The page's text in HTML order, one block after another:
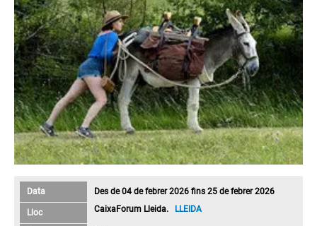
Data Des de 04 de febrer 2026 fins 25 de febrer 2026
Lloc CaixaForum Lleida. LLEIDA